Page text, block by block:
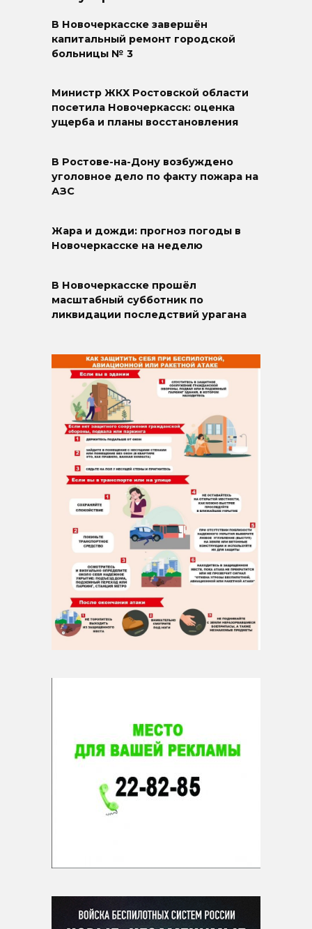
В Новочеркасске завершён
капитальный ремонт городской
больницы № 3
Министр ЖКХ Ростовской области
посетила Новочеркасск: оценка
ущерба и планы восстановления
В Ростове-на-Дону возбуждено
уголовное дело по факту пожара на
АЗС
Жара и дожди: прогноз погоды в
Новочеркасске на неделю
В Новочеркасске прошёл
масштабный субботник по
ликвидации последствий урагана